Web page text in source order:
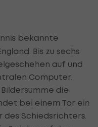
bekannte
Bis zu sechs
auf und
Computer.
die
bei einem Tor ein
des Schiedsrichters.